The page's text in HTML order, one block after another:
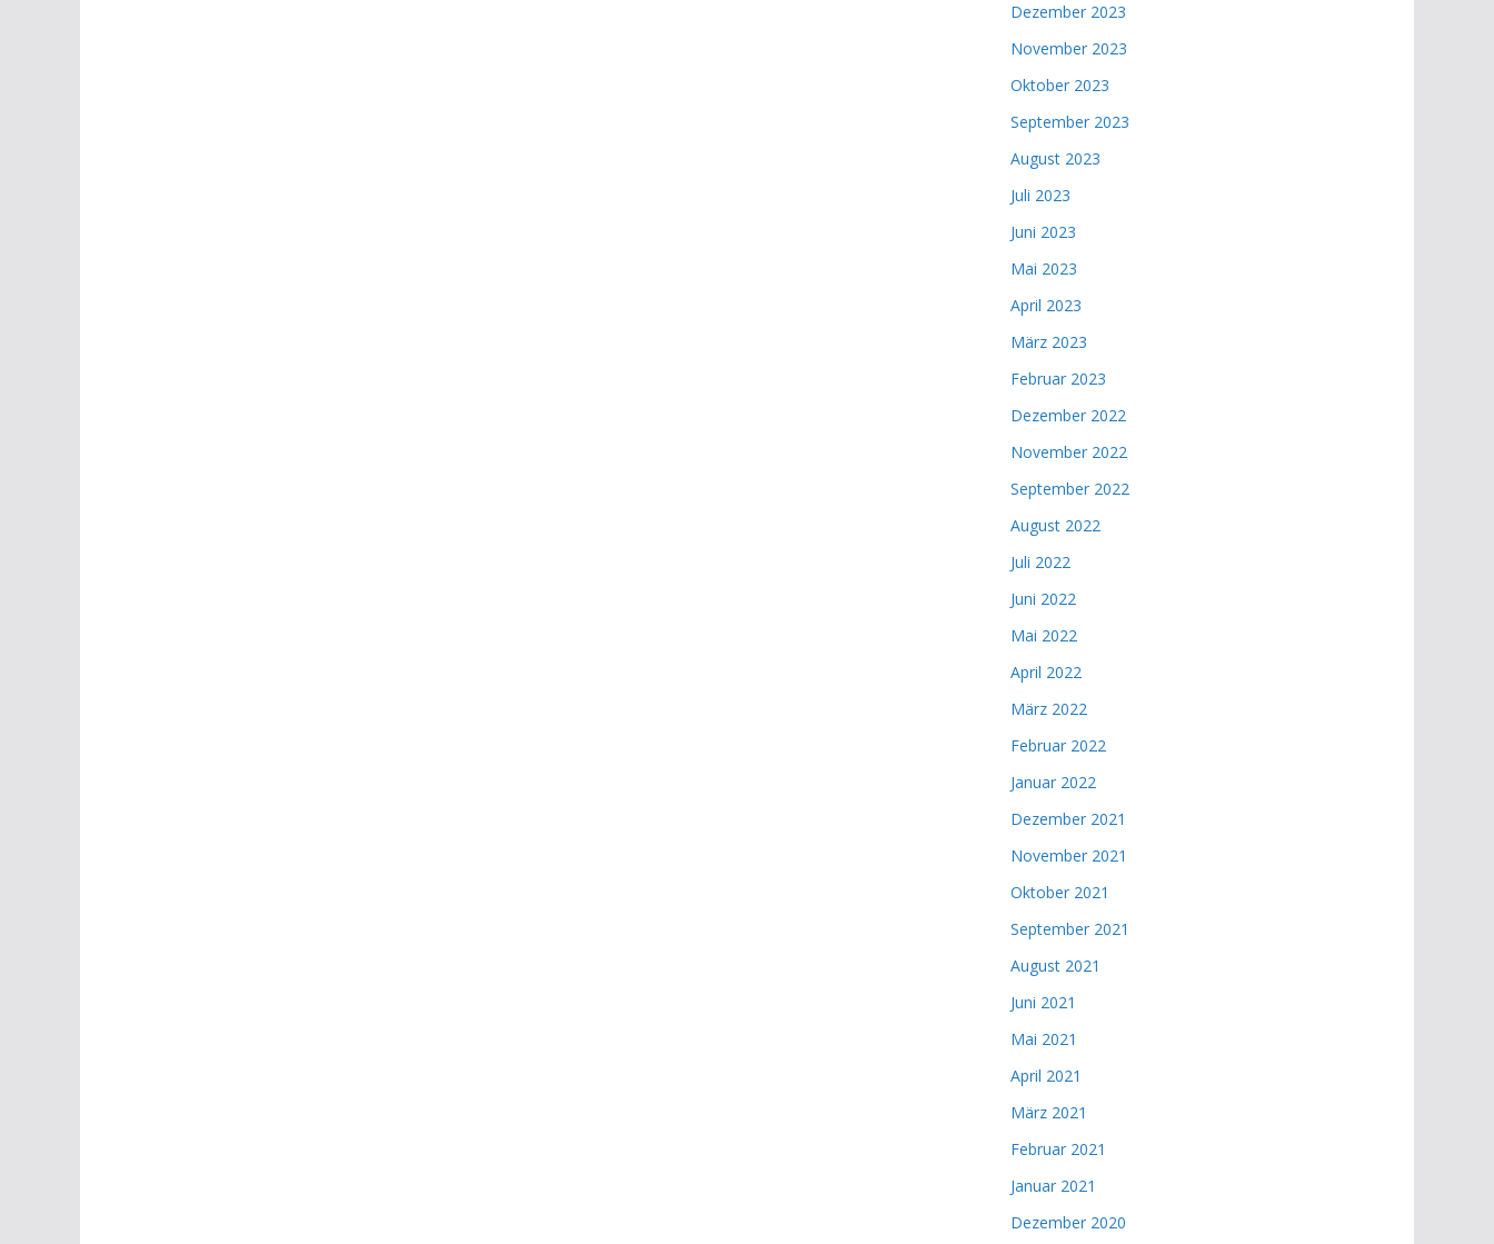
Dezember 2023
November 2023
Oktober 2023
September 2023
August 2023
Juli 2023
Juni 2023
Mai 2023
April 2023
März 2023
Februar 2023
Dezember 2022
November 2022
September 2022
August 2022
Juli 2022
Juni 2022
Mai 2022
April 2022
März 2022
Februar 2022
Januar 2022
Dezember 2021
November 2021
Oktober 2021
September 2021
August 2021
Juni 2021
Mai 2021
April 2021
März 2021
Februar 2021
Januar 2021
Dezember 2020